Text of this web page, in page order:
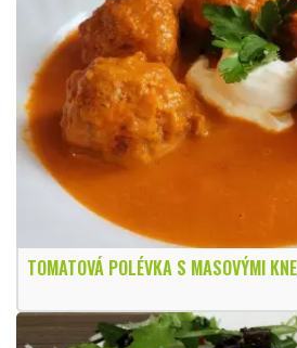
TOMATOVÁ POLÉVKA S MASOVÝMI